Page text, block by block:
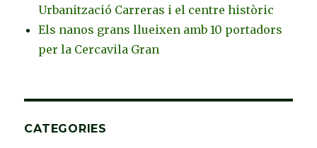
Urbanització Carreras i el centre històric
Els nanos grans llueixen amb 10 portadors
per la Cercavila Gran
CATEGORIES